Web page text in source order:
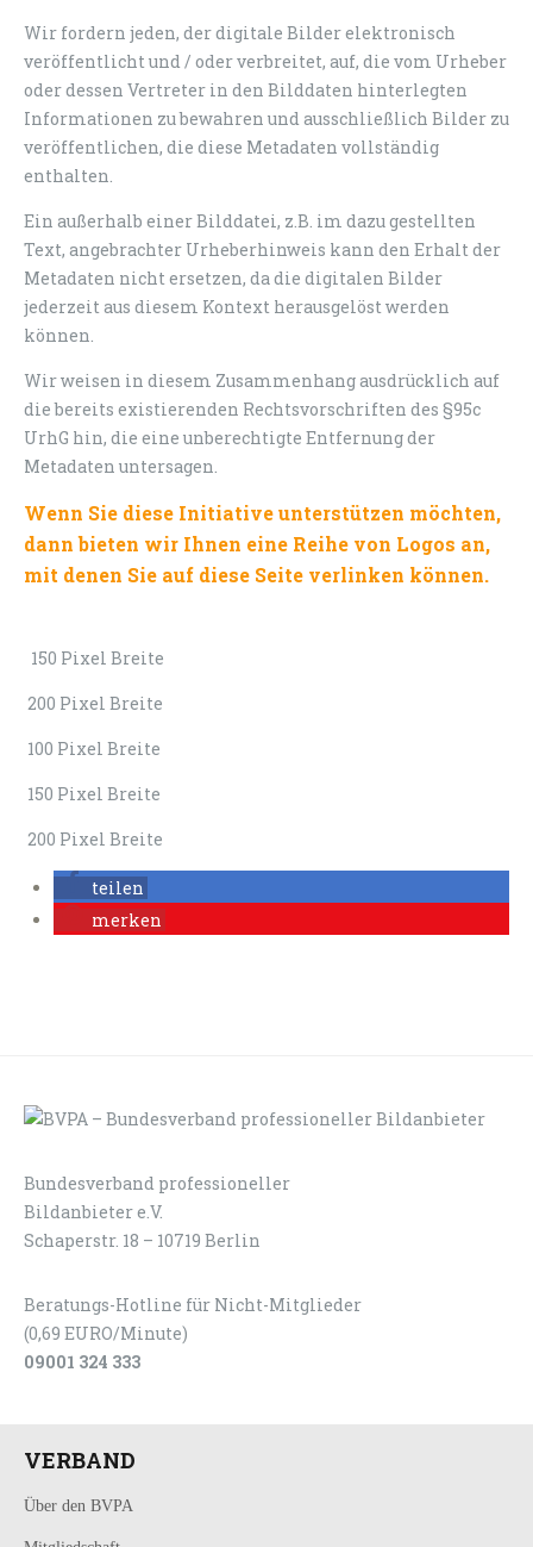
Wir fordern jeden, der digitale Bilder elektronisch
veröffentlicht und / oder verbreitet, auf, die vom Urheber
oder dessen Vertreter in den Bilddaten hinterlegten
Informationen zu bewahren und ausschließlich Bilder zu
veröffentlichen, die diese Metadaten vollständig
enthalten.
Ein außerhalb einer Bilddatei, z.B. im dazu gestellten
Text, angebrachter Urheberhinweis kann den Erhalt der
Metadaten nicht ersetzen, da die digitalen Bilder
jederzeit aus diesem Kontext herausgelöst werden
können.
Wir weisen in diesem Zusammenhang ausdrücklich auf
die bereits existierenden Rechtsvorschriften des §95c
UrhG hin, die eine unberechtigte Entfernung der
Metadaten untersagen.
Wenn Sie diese Initiative unterstützen möchten,
dann bieten wir Ihnen eine Reihe von Logos an,
mit denen Sie auf diese Seite verlinken können.
150 Pixel Breite
200 Pixel Breite
100 Pixel Breite
150 Pixel Breite
200 Pixel Breite
teilen
merken
Bundesverband professioneller
Bildanbieter e.V.
Schaperstr. 18 – 10719 Berlin
Beratungs-Hotline für Nicht-Mitglieder
(0,69 EURO/Minute)
09001 324 333
VERBAND
Über den BVPA